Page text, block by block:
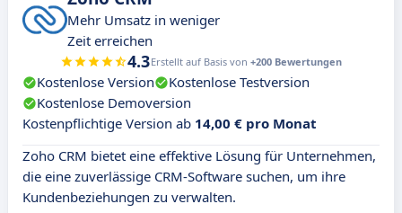
Mehr Umsatz in weniger
Zeit erreichen
4.3Erstellt auf Basis von +200 Bewertungen
Kostenlose Version
Kostenlose Testversion
Kostenlose Demoversion
Kostenpflichtige Version ab 14,00 € pro Monat
Zoho CRM bietet eine effektive Lösung für Unternehmen,
die eine zuverlässige CRM-Software suchen, um ihre
Kundenbeziehungen zu verwalten.